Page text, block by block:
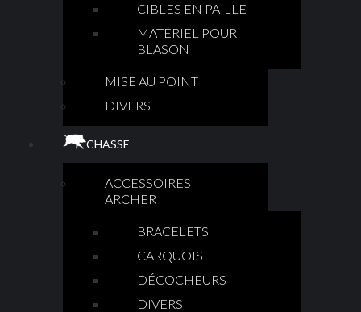
CIBLES EN PAILLE
MATÉRIEL POUR
BLASON
MISE AU POINT
DIVERS
CHASSE
ACCESSOIRES
ARCHER
BRACELETS
CARQUOIS
DÉCOCHEURS
DIVERS